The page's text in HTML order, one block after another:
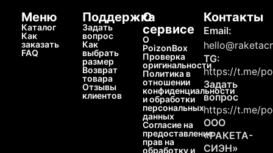
Меню
Каталог
Как
заказать
FAQ
Поддержка
Задать
вопрос
Как
выбрать
размер
Возврат
товара
Отзывы
клиентов
О
сервисе
О
PoizonBox
Проверка
оригинальности
Политика в
отношении
конфиденциальности
и обработки
персональных
данных
Согласие на
предоставление
прав на
обработку и
Контакты
Email:
TG:
https://t.me/
Задать
вопрос
https://t.me/
ООО
«РАКЕТА-
СИЭН»